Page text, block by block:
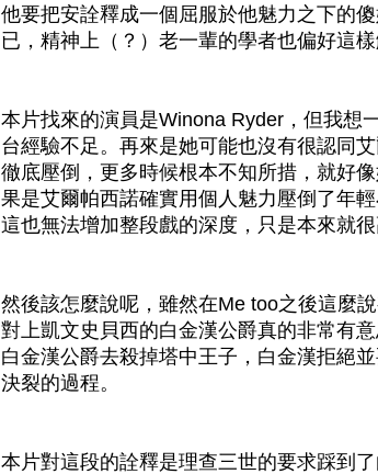
他要把安詮釋成一個屈服於他魅力之下的
已，精神上（？）老一輩的學者也偏好這樣
本片找來的演員是Winona Ryder，但我想
台經驗不足。再來是她可能也沒有很認同
徹底壓倒，更多時候根本不知所措，就好
果是艾爾帕西諾確實用個人魅力壓倒了年
這也無法增加整段戲的深度，只是本來就
然後該怎麼說呢，雖然在Me too之後這麼
對上凱文史貝西的白金漢公爵真的非常有
白金漢公爵去殺掉塔中王子，白金漢拒絕
決裂的過程。
本片對這段的詮釋是理查三世的要求踩到